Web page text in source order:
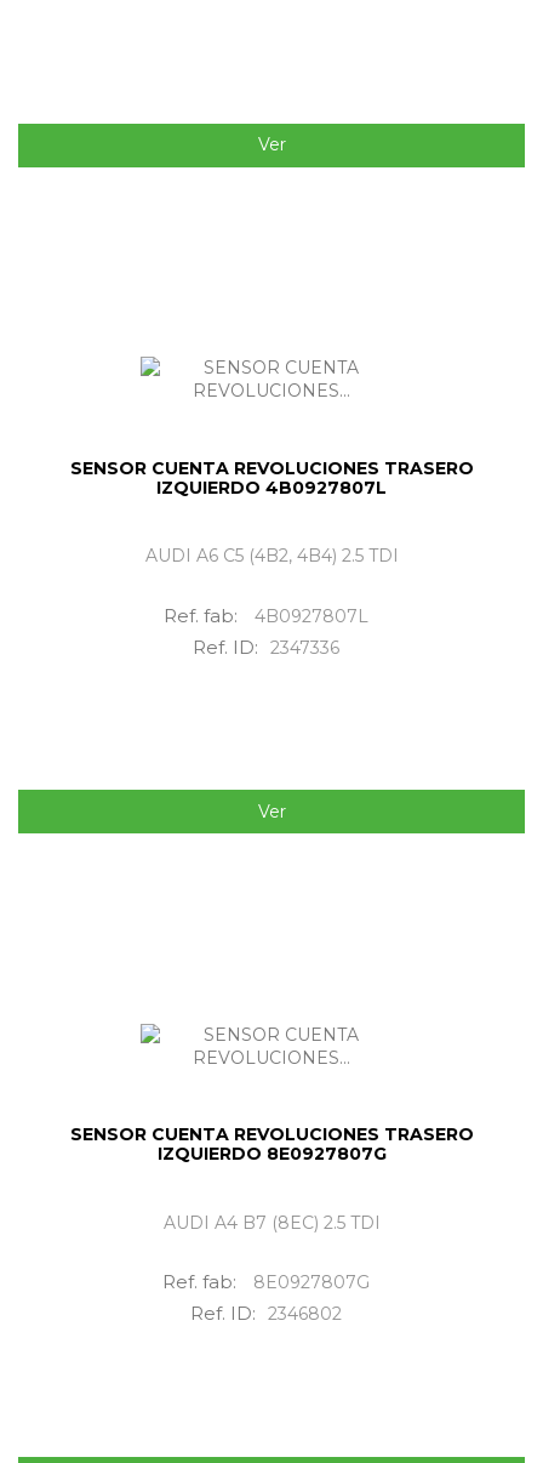
Ver
SENSOR CUENTA REVOLUCIONES TRASERO
IZQUIERDO 4B0927807L
AUDI A6 C5 (4B2, 4B4) 2.5 TDI
Ref. fab: 4B0927807L
Ref. ID: 2347336
Ver
SENSOR CUENTA REVOLUCIONES TRASERO
IZQUIERDO 8E0927807G
AUDI A4 B7 (8EC) 2.5 TDI
Ref. fab: 8E0927807G
Ref. ID: 2346802